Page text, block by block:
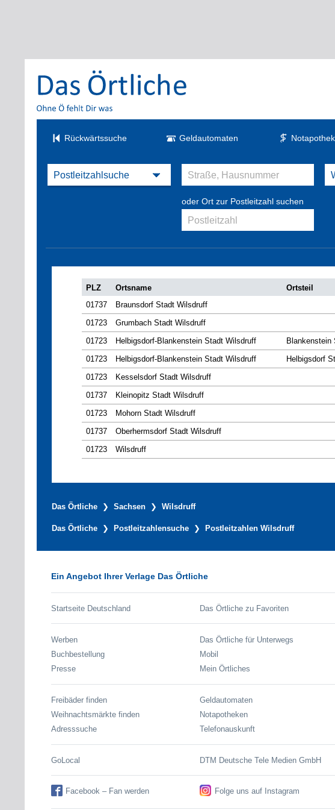
Rückwärtssuche Geldautomaten
oder Ort zur Postleitzahl suchen
PLZ Ortsname Ortsteil
01737
Braunsdorf Stadt Wilsdruff
01723
Grumbach Stadt Wilsdruff
01723
Helbigsdorf-Blankenstein Stadt Wilsdruff Blankenstein
01723
Helbigsdorf-Blankenstein Stadt Wilsdruff Helbigsdorf
01723
Kesselsdorf Stadt Wilsdruff
01737
Kleinopitz Stadt Wilsdruff
01723
Mohorn Stadt Wilsdruff
01737
Oberhermsdorf Stadt Wilsdruff
01723
Wilsdruff
Das Örtliche Sachsen Wilsdruff
Das Örtliche Postleitzahlensuche Postleitzahlen Wilsdruff
Ein Angebot Ihrer Verlage Das Örtliche
Startseite Deutschland Das Örtliche zu Favoriten
Werben
Buchbestellung
Presse
Das Örtliche für Unterwegs
Mobil
Mein Örtliches
Freibäder finden
Weihnachtsmärkte finden
Adresssuche
Geldautomaten
Notapotheken
Telefonauskunft
GoLocal DTM Deutsche Tele Medien GmbH
Facebook – Fan werden Folge uns auf Instagram